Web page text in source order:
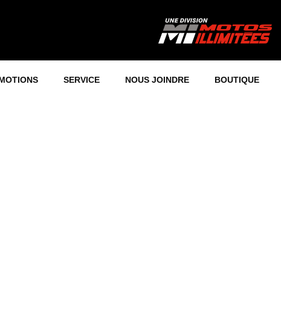
SERVICE NOUS JOINDRE BOUTIQUE